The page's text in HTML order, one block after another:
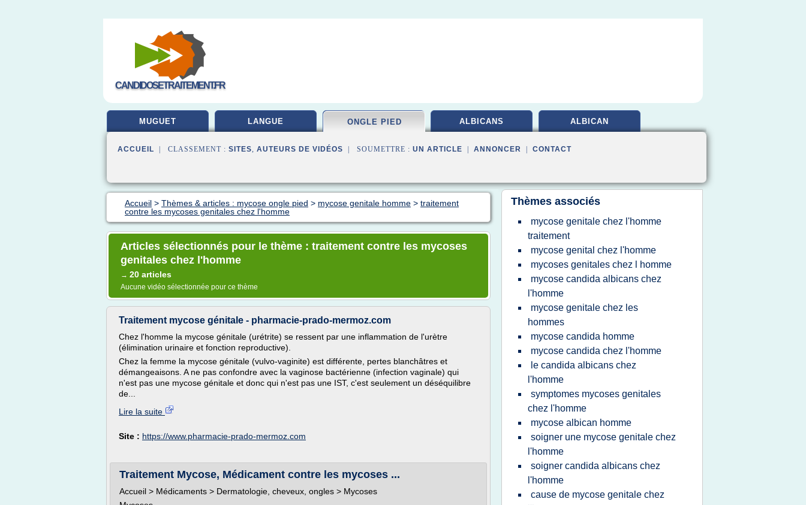
CANDIDOSETRAITEMENT.FR
MUGUET LANGUE ONGLE PIED ALBICANS ALBICAN
ACCUEIL | CLASSEMENT : SITES, AUTEURS DE VIDÉOS | SOUMETTRE : UN ARTICLE ANNONCER CONTACT
Accueil > Thèmes & articles : mycose ongle pied > mycose genitale homme > traitement
contre les mycoses genitales chez l'homme
Articles sélectionnés pour le thème : traitement contre les mycoses
genitales chez l'homme
→ 20 articles
Aucune vidéo sélectionnée pour ce thème
Traitement mycose génitale - pharmacie-prado-mermoz.com
Chez l'homme la mycose génitale (urétrite) se ressent par une inflammation de l'urètre
(élimination urinaire et fonction reproductive).
Chez la femme la mycose génitale (vulvo-vaginite) est différente, pertes blanchâtres et
démangeaisons. A ne pas confondre avec la vaginose bactérienne (infection vaginale) qui
n'est pas une mycose génitale et donc qui n'est pas une IST, c'est seulement un déséquilibre
de...
Lire la suite
Site : https://www.pharmacie-prado-mermoz.com
Traitement Mycose, Médicament contre les mycoses ...
Accueil > Médicaments > Dermatologie, cheveux, ongles > Mycoses
Thèmes associés
mycose genitale chez l'homme
traitement
mycose genital chez l'homme
mycoses genitales chez l homme
mycose candida albicans chez
l'homme
mycose genitale chez les
hommes
mycose candida homme
mycose candida chez l'homme
le candida albicans chez
l'homme
symptomes mycoses genitales
chez l'homme
mycose albican homme
soigner une mycose genitale chez
l'homme
soigner candida albicans chez
l'homme
cause de mycose genitale chez